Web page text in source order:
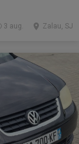
Zalau, SJ
3 aug.